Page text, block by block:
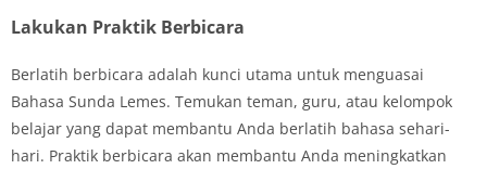
Lakukan Praktik Berbicara
Berlatih berbicara adalah kunci utama untuk menguasai
Bahasa Sunda Lemes. Temukan teman, guru, atau kelompok
belajar yang dapat membantu Anda berlatih bahasa sehari-
hari. Praktik berbicara akan membantu Anda meningkatkan